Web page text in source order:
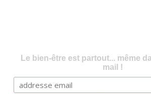
Le bien-être est partout... même
mail !